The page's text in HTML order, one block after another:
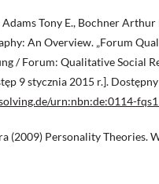
Tony E., Bochner Arthur
An Overview. „Forum
/ Forum: Qualitative Social
9 stycznia 2015 r.].
urn:nbn:de:0114-
(2009) Personality Theories.